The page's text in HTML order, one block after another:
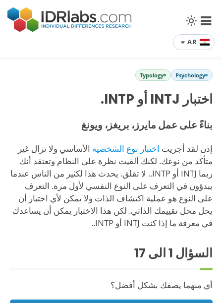
AR
Psychology
Typology
اختبار INTJ أو INTP.
بناءً على عمل مايرز، بريغز، ويونغ
إذن لقد أجريت اختبار نوع الشخصية الأساسي ولا تزال غير
متأكد من نوعك. لكنك ألقيت نظرة على النظام وتعتقد أنك
ربما INTJ أو INTP.. لا تقلق. يحدث هذا لكثير من الناس عندما
يبدؤون في التعرف على النوع النفسي لأول مرة. التعرف
على النوع هو عملية اكتشاف الذات ولا يمكن لأي اختبار أن
يحل محل تقييمك الذاتي. لكن هذا الاختبار يمكن أن يساعدك
في معرفة ما إذا كنت INTJ أو INTP..
السؤال 1الى 17
أي منهما يصفك بشكل أفضل؟